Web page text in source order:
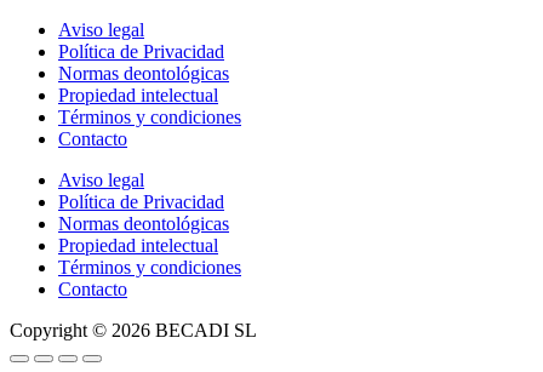
Aviso legal
Política de Privacidad
Normas deontológicas
Propiedad intelectual
Términos y condiciones
Contacto
Aviso legal
Política de Privacidad
Normas deontológicas
Propiedad intelectual
Términos y condiciones
Contacto
Copyright © 2026 BECADI SL